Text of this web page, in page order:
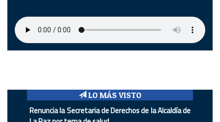
LO MÁS VISTO
Renuncia la Secretaria de Derechos de la Alcaldía de